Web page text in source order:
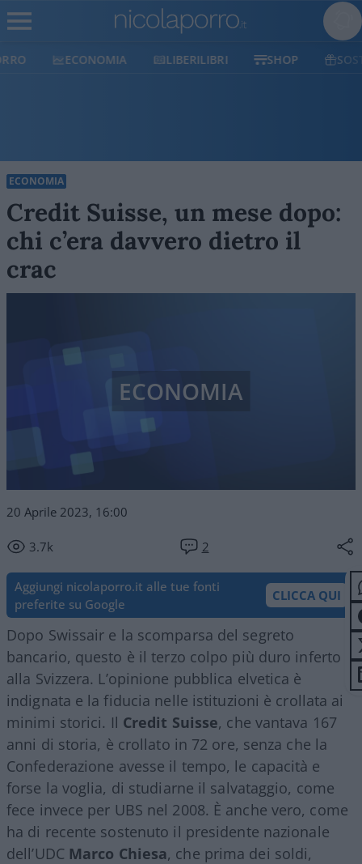
ECONOMIA LIBERILIBRI SHOP SOSTIENICI
ECONOMIA
Credit Suisse, un mese dopo:
chi c’era davvero dietro il
crac
20 Aprile 2023, 16:00
3.7k 2
ECONOMIA
Aggiungi nicolaporro.it alle tue fonti
preferite su Google
CLICCA QUI
Dopo Swissair e la scomparsa del segreto
bancario, questo è il terzo colpo più duro inferto
alla Svizzera. L’opinione pubblica elvetica è
indignata e la fiducia nelle istituzioni è crollata ai
minimi storici. Il Credit Suisse, che vantava 167
anni di storia, è crollato in 72 ore, senza che la
Confederazione avesse il tempo, le capacità e
forse la voglia, di studiarne il salvataggio, come
fece invece per UBS nel 2008. È anche vero, come
ha di recente sostenuto il presidente nazionale
dell’UDC Marco Chiesa, che prima dei soldi,